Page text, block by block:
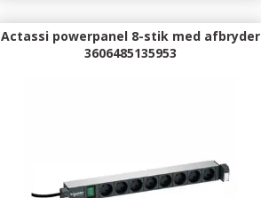
Actassi powerpanel 8-stik med afbryder
3606485135953